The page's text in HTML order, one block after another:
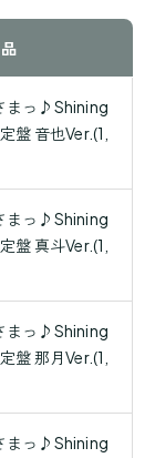
まっ♪Shining
盤 音也Ver.(1,
まっ♪Shining
盤 真斗Ver.(1,
まっ♪Shining
盤 那月Ver.(1,
まっ♪Shining